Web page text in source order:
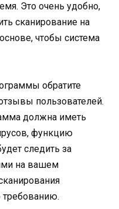
Это очень удобно,
сканирование на
чтобы система
обратите
пользователей.
должна иметь
функцию
следить за
на вашем
требованию.